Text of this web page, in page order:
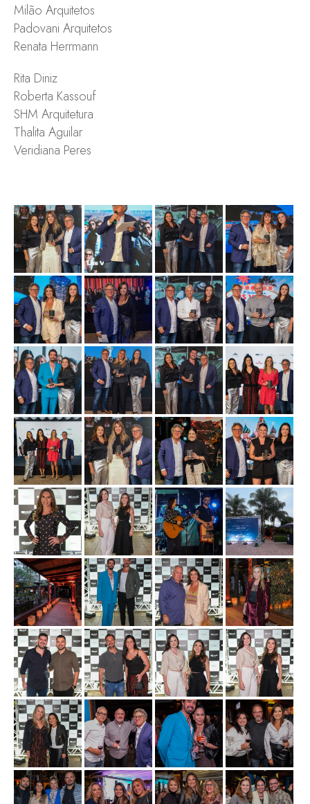
Milão Arquitetos
Padovani Arquitetos
Renata Herrmann
Rita Diniz
Roberta Kassouf
SHM Arquitetura
Thalita Aguilar
Veridiana Peres